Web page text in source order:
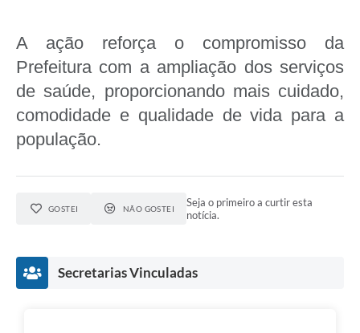
A ação reforça o compromisso da
Prefeitura com a ampliação dos serviços
de saúde, proporcionando mais cuidado,
comodidade e qualidade de vida para a
população.
GOSTEI NÃO GOSTEI
Seja o primeiro a curtir esta
notícia.
Secretarias Vinculadas